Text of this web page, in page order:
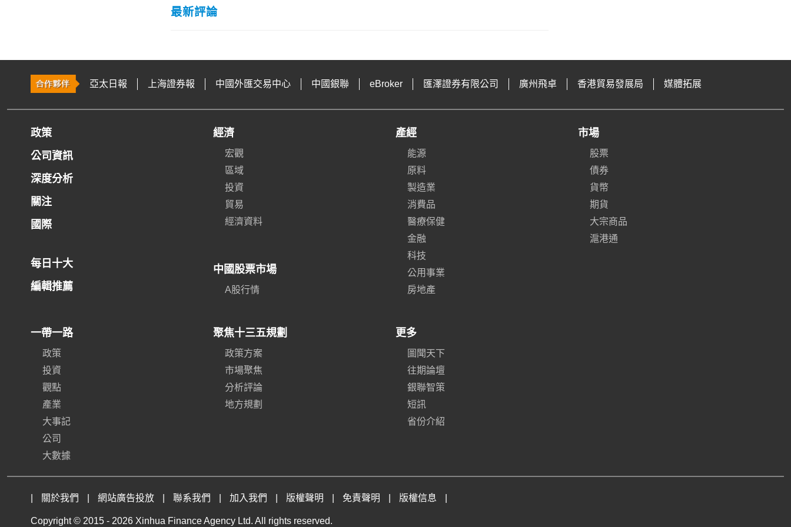
最新評論
亞太日報 上海證券報 中國外匯交易中心 中國銀聯 eBroker 匯澤證券有限公司 廣州飛卓 香港貿易發展局 媒體拓展
政策
公司資訊
深度分析
關注
國際
每日十大
編輯推薦
經濟
宏觀
區域
投資
貿易
經濟資料
中國股票市場
A股行情
產經
能源
原料
製造業
消費品
醫療保健
金融
科技
公用事業
房地產
市場
股票
債券
貨幣
期貨
大宗商品
滬港通
一帶一路
政策
投資
觀點
產業
大事記
公司
大數據
聚焦十三五規劃
政策方案
市場聚焦
分析評論
地方規劃
更多
圖聞天下
往期論壇
銀聯智策
短訊
省份介紹
關於我們 網站廣告投放 聯系我們 加入我們 版權聲明 免責聲明 版權信息
Copyright © 2015 - 2026 Xinhua Finance Agency Ltd. All rights reserved.